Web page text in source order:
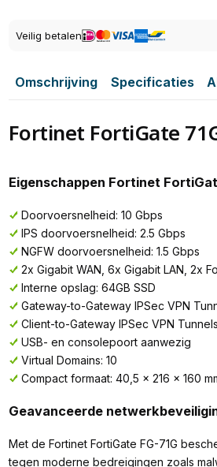
Veilig betalen
Omschrijving Specificaties
Fortinet FortiGate
Eigenschappen Fortinet
Doorvoersnelheid: 10 Gbps
IPS doorvoersnelheid: 2.5 Gbps
NGFW doorvoersnelheid: 1.5 Gbps
2x Gigabit WAN, 6x Gigabit LAN, 2x
Interne opslag: 64GB SSD
Gateway-to-Gateway IPSec VPN
Client-to-Gateway IPSec VPN
USB- en consolepoort aanwezig
Virtual Domains: 10
Compact formaat: 40,5 x 216 x 160
Geavanceerde
Met de Fortinet FortiGate FG-71G
tegen moderne bedreigingen zoals